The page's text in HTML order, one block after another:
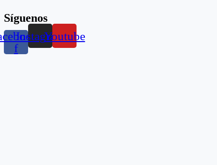
Síguenos
f
InstagramYoutube